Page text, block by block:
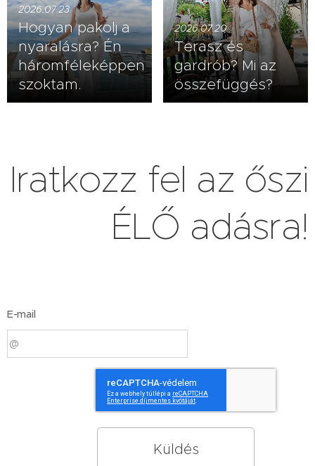
2026.07.23
Hogyan pakolj a
nyaralásra? Én
háromféleképpen
szoktam.
2026.07.20
Terasz és
gardrób? Mi az
összefüggés?
Iratkozz fel az őszi
ÉLŐ adásra!
E-mail
Küldés